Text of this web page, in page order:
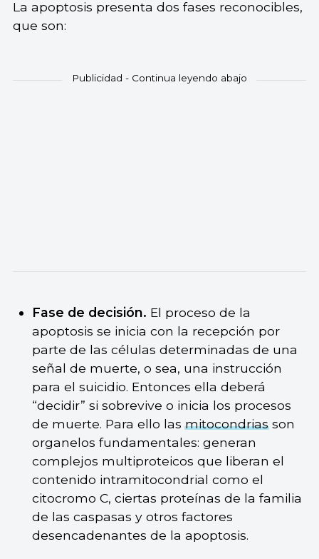
La apoptosis presenta dos fases reconocibles,
que son:
Fase de decisión. El proceso de la
apoptosis se inicia con la recepción por
parte de las células determinadas de una
señal de muerte, o sea, una instrucción
para el suicidio. Entonces ella deberá
“decidir” si sobrevive o inicia los procesos
de muerte. Para ello lasmitocondriasson
organelos fundamentales: generan
complejos multiproteicos que liberan el
contenido intramitocondrial como el
citocromo C, ciertas proteínas de la familia
de las caspasas y otros factores
desencadenantes de la apoptosis.